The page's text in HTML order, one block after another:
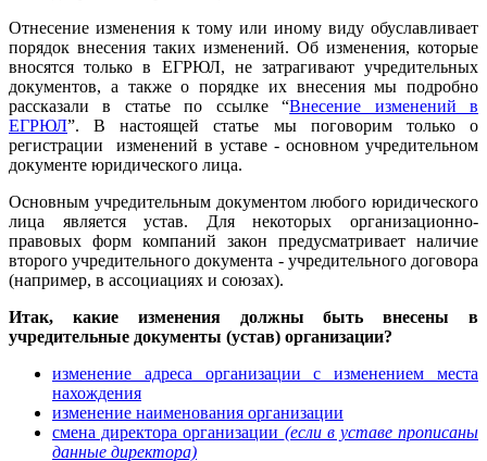
Отнесение изменения к тому или иному виду обуславливает
порядок внесения таких изменений. Об изменения, которые
вносятся только в ЕГРЮЛ, не затрагивают учредительных
документов, а также о порядке их внесения мы подробно
рассказали в статье по ссылке “Внесение изменений в
ЕГРЮЛ”. В настоящей статье мы поговорим только о
регистрации изменений в уставе - основном учредительном
документе юридического лица.
Основным учредительным документом любого юридического
лица является устав. Для некоторых организационно-
правовых форм компаний закон предусматривает наличие
второго учредительного документа - учредительного договора
(например, в ассоциациях и союзах).
Итак, какие изменения должны быть внесены в
учредительные документы (устав) организации?
изменение адреса организации с изменением места
нахождения
изменение наименования организации
смена директора организации (если в уставе прописаны
данные директора)